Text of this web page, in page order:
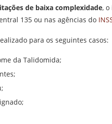
de baixa complexidade, o
135 ou nas agências do
para os seguintes casos:
da Talidomida;